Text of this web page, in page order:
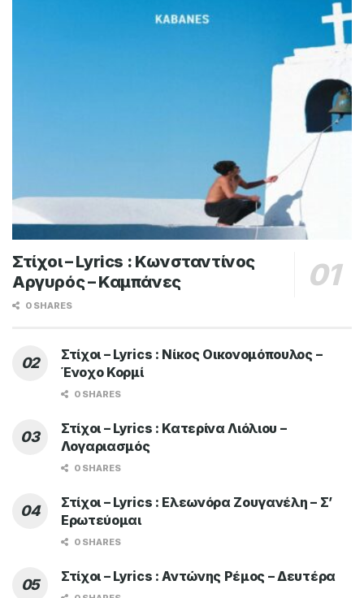
Στίχοι – Lyrics : Κωνσταντίνος
Αργυρός – Καμπάνες
0 SHARES
Στίχοι – Lyrics : Νίκος Οικονομόπουλος –
Ένοχο Κορμί
0 SHARES
Στίχοι – Lyrics : Κατερίνα Λιόλιου –
Λογαριασμός
0 SHARES
Στίχοι – Lyrics : Ελεωνόρα Ζουγανέλη – Σ’
Ερωτεύομαι
0 SHARES
Στίχοι – Lyrics : Αντώνης Ρέμος – Δευτέρα